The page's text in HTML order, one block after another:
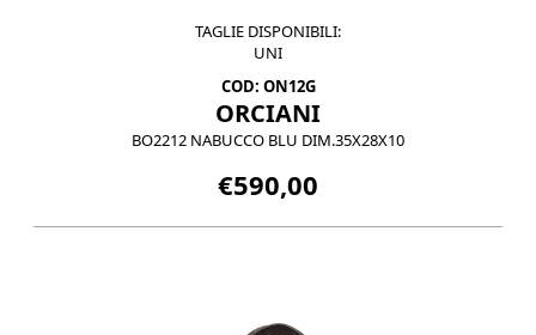
TAGLIE DISPONIBILI:
UNI
COD: ON12G
ORCIANI
BO2212 NABUCCO BLU DIM.35X28X10
€590,00